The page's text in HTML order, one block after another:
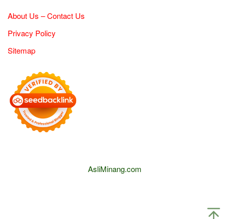
About Us – Contact Us
Privacy Policy
Sitemap
AsliMinang.com